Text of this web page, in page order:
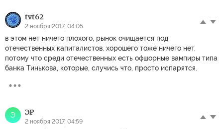
tvt62
2 ноября 2017, 04:05
в этом нет ничего плохого, рынок очищается под
отечественных капиталистов. хорошего тоже ничего нет,
потому что среди отечественных есть офшорные вампиры типа
банка Тинькова, которые, случись что, просто испарятся.
Э ЭР
2 ноября 2017, 04:59